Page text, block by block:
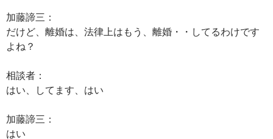
加藤諦三：
だけど、離婚は、法律上はもう、離婚・・してるわけです
よね？
相談者：
はい、してます、はい
加藤諦三：
はい